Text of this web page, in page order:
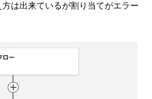
は出来ているが割り当てがエラー